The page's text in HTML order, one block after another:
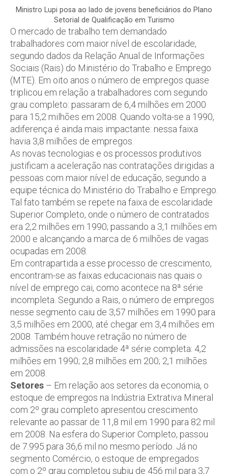
Ministro Lupi posa ao lado de jovens beneficiários do Plano
Setorial de Qualificação em Turismo
O mercado de trabalho tem demandado
trabalhadores com maior nível de escolaridade,
segundo dados da Relação Anual de Informações
Sociais (Rais) do Ministério do Trabalho e Emprego
(MTE). Em oito anos o número de empregos quase
triplicou em relação a trabalhadores com segundo
grau completo: passaram de 6,4 milhões em 2000
para 15,2 milhões em 2008. Quando volta-se a 1990,
adiferença é ainda mais impactante: nessa faixa
havia 3,8 milhões de empregos.
As novas tecnologias e os processos produtivos
justificam a aceleração nas contratações dirigidas a
pessoas com maior nível de educação, segundo a
equipe técnica do Ministério do Trabalho e Emprego.
Tal fato também se repete na faixa de escolaridade
Superior Completo, onde o número de contratados
era 2,2 milhões em 1990; passando a 3,1 milhões em
2000 e alcançando a marca de 6 milhões de vagas
ocupadas em 2008.
Em contrapartida a esse processo de crescimento,
encontram-se as faixas educacionais nas quais o
nível de emprego cai, como acontece na 8ª série
incompleta. Segundo a Rais, o número de empregos
nesse segmento caiu de 3,57 milhões em 1990 para
3,5 milhões em 2000, até chegar em 3,4 milhões em
2008. Também houve retração no número de
admissões na escolaridade 4ª série completa: 4,2
milhões em 1990; 2,8 milhões em 200; 2,1 milhões
em 2008.
Setores – Em relação aos setores da economia, o
estoque de empregos na Indústria Extrativa Mineral
com 2º grau completo apresentou crescimento
relevante ao passar de 11,8 mil em 1990 para 82 mil
em 2008. Na esfera do Superior Completo, passou
de 7.995 para 36,6 mil no mesmo período. Já no
segmento Comércio, o estoque de empregados
com o 2º grau completou subiu de 456 mil para 3,7